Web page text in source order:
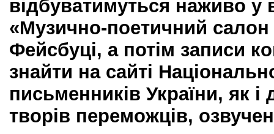
відбуватимуться наживо у
«Музично-поетичний
Фейсбуці, а потім записи
знайти на сайті
письменників України, як і
творів переможців,